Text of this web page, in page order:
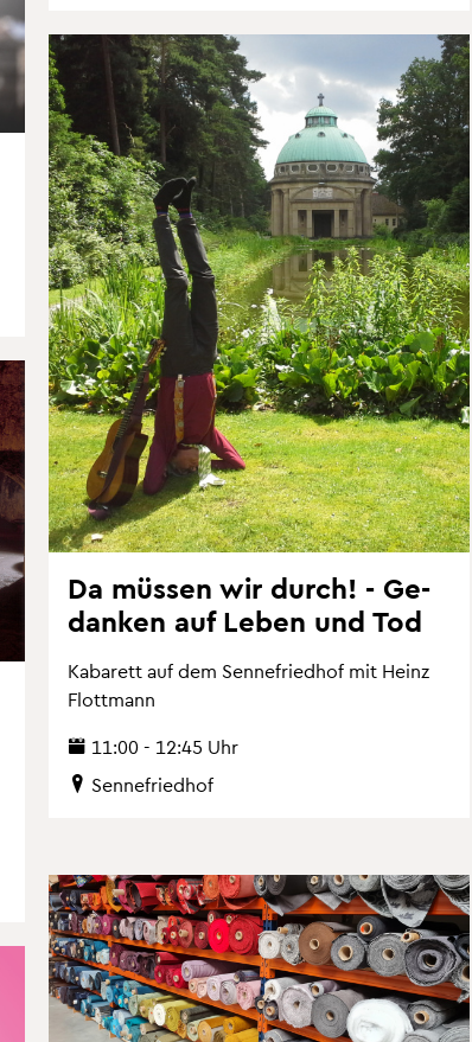
Da müs­sen wir durch! - Ge­
dan­ken auf Leben und Tod
Ka­ba­rett auf dem Sen­ne­fried­hof mit Heinz
Flott­mann
11:00 - 12:45 Uhr
Sen­ne­fried­hof